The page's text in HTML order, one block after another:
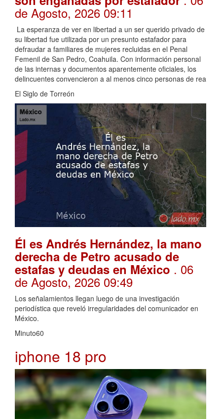
de Agosto, 2026 09:11
La esperanza de ver en libertad a un ser querido privado de
su libertad fue utilizada por un presunto estafador para
defraudar a familiares de mujeres recluidas en el Penal
Femenil de San Pedro, Coahuila. Con información personal
de las internas y documentos aparentemente oficiales, los
delincuentes convencieron a al menos cinco personas de rea
El Siglo de Torreón
Él es Andrés Hernández, la mano
derecha de Petro acusado de
estafas y deudas en México . 06
de Agosto, 2026 09:49
Los señalamientos llegan luego de una investigación
periodística que reveló irregularidades del comunicador en
México.
Minuto60
iphone 18 pro